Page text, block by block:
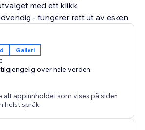
med ett klikk
- fungerer rett ut av esken
Galleri
over hele verden.
alt appinnholdet som vises på siden
helst språk.